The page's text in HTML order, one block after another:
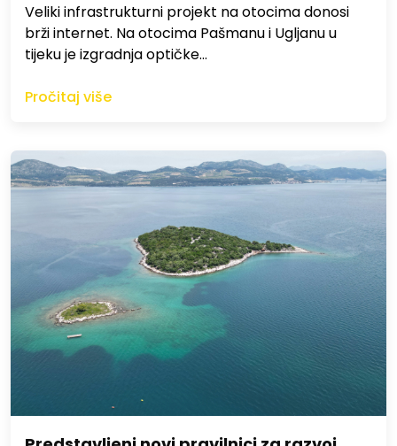
Veliki infrastrukturni projekt na otocima donosi
brži internet. Na otocima Pašmanu i Ugljanu u
tijeku je izgradnja optičke…
Pročitaj više